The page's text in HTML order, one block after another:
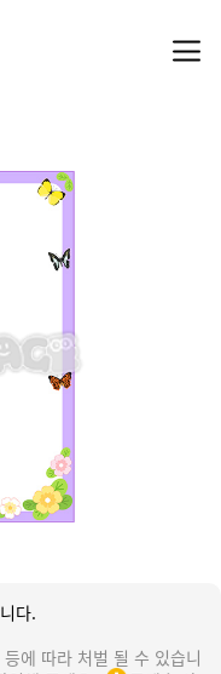
다.
에 따라 처벌 될 수 있습니